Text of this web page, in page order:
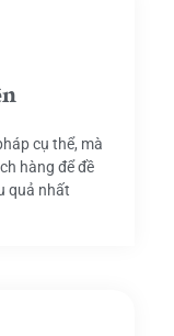
cụ thể, mà
hàng để đề
quả nhất